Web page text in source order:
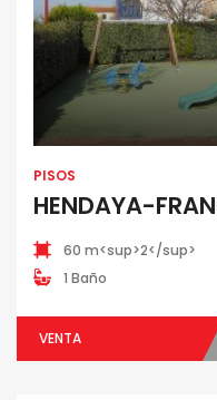
PISOS
HENDAYA-
60 m<sup>2</sup>
1 Baño
VENTA